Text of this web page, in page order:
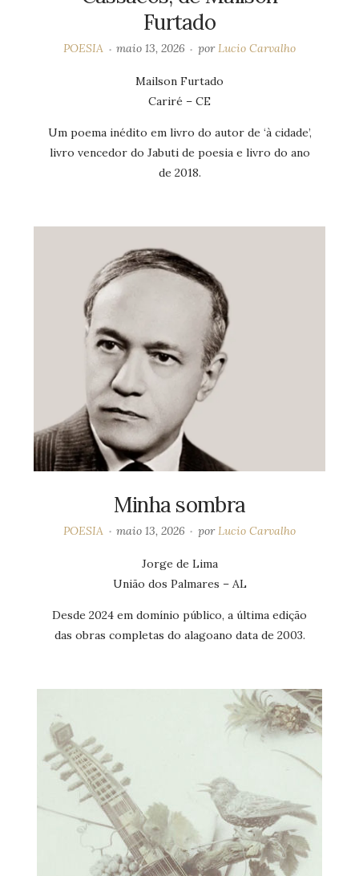
Furtado
POESIA maio 13, 2026 porLucio Carvalho
Mailson Furtado
Cariré – CE
Um poema inédito em livro do autor de ‘à cidade’,
livro vencedor do Jabuti de poesia e livro do ano
de 2018.
Minha sombra
POESIA maio 13, 2026 porLucio Carvalho
Jorge de Lima
União dos Palmares – AL
Desde 2024 em domínio público, a última edição
das obras completas do alagoano data de 2003.